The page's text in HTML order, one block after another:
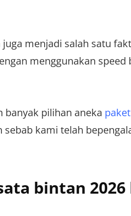
menjadi salah satu
menggunakan speed
banyak pilihan aneka
kami telah
bintan 2026